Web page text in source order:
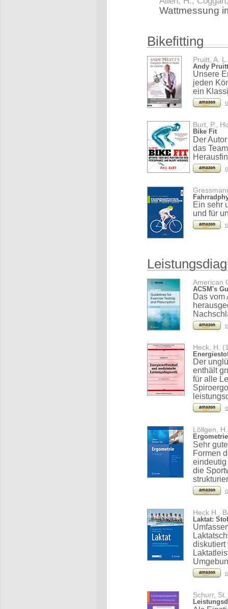
Wattmessung
Bikefitting
Pruitt, A.
Andy
Unsere
jeden
ein
Burt, P.,
Bike Fit
Der
das
Ein sehr
und für
American
ACSM's
Das vom
Heck, H.
Der
enthält
für alle
Löllgen,
Sehr
Formen
eindeutig
die
Heck H.,
Laktat:
diskutiert
Schurr,